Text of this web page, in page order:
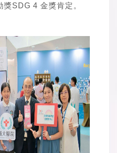
SDG 4 金獎肯定。